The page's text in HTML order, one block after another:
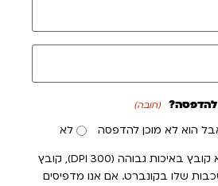
להדפסה? (חובה)
הוא לא מוכן להדפסה לא
קובץ מוכן להדפסה הוא קובץ באיכות גבוהה (300 DPI), קובץ
שלו בקונברט. אם אנו מדפיסים